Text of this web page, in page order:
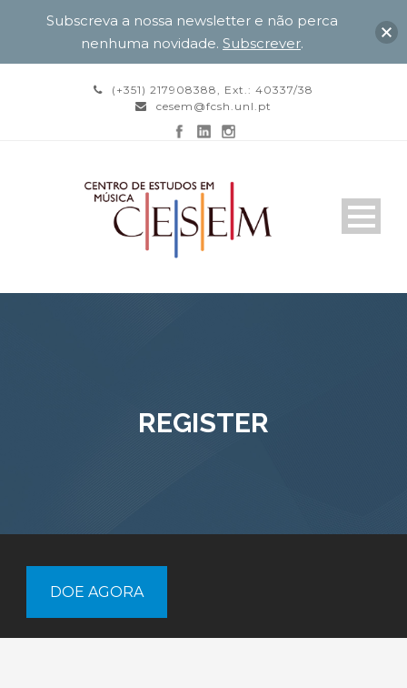
(+351) 217908388, Ext.: 40337/38
cesem@fcsh.unl.pt
REGISTER
DOE AGORA
Subscreva a nossa newsletter e não perca
nenhuma novidade. Subscrever.